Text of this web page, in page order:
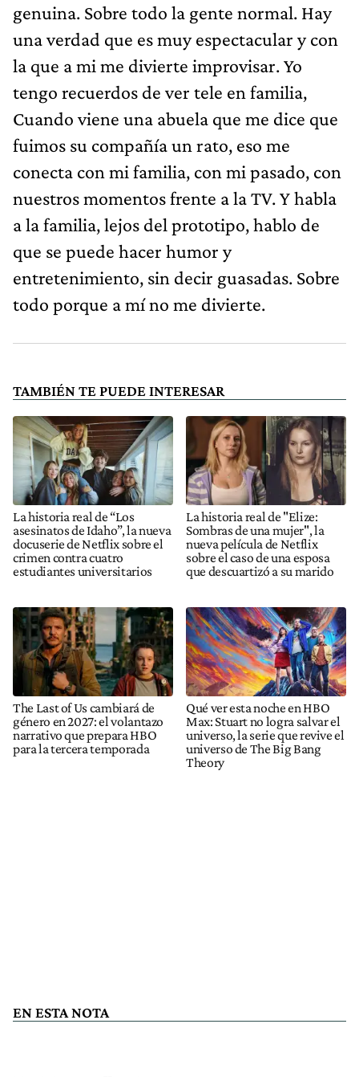
genuina. Sobre todo la gente normal. Hay
una verdad que es muy espectacular y con
la que a mi me divierte improvisar. Yo
tengo recuerdos de ver tele en familia,
Cuando viene una abuela que me dice que
fuimos su compañía un rato, eso me
conecta con mi familia, con mi pasado, con
nuestros momentos frente a la TV. Y habla
a la familia, lejos del prototipo, hablo de
que se puede hacer humor y
entretenimiento, sin decir guasadas. Sobre
todo porque a mí no me divierte.
TAMBIÉN TE PUEDE INTERESAR
La historia real de “Los
asesinatos de Idaho”, la nueva
docuserie de Netflix sobre el
crimen contra cuatro
estudiantes universitarios
La historia real de "Elize:
Sombras de una mujer", la
nueva película de Netflix
sobre el caso de una esposa
que descuartizó a su marido
The Last of Us cambiará de
género en 2027: el volantazo
narrativo que prepara HBO
para la tercera temporada
Qué ver esta noche en HBO
Max: Stuart no logra salvar el
universo, la serie que revive el
universo de The Big Bang
Theory
EN ESTA NOTA